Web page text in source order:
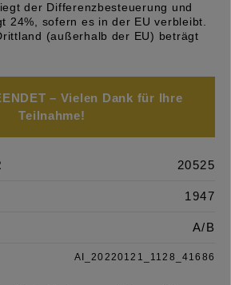
der Differenzbesteuerung und
24%, sofern es in der EU verbleibt.
(außerhalb der EU) beträgt
– Vielen Dank für Ihre
Teilnahme!
20525
1947
A/B
AI_20220121_1128_41686